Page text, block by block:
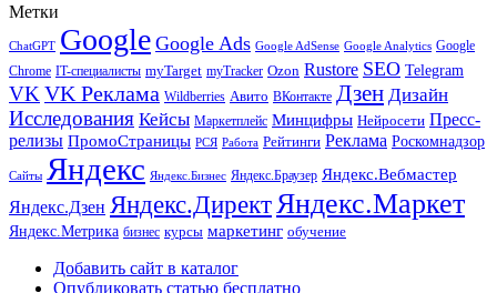
Метки
ChatGPT Google Google Ads Google AdSense Google Analytics Google
Chrome IT-специалисты myTarget myTracker Ozon Rustore SEO Telegram
VK VK Реклама Wildberries Авито ВКонтакте Дзен Дизайн
Исследования Кейсы Маркетплейс Минцифры Нейросети Пресс-
релизы ПромоСтраницы РСЯ Работа Рейтинги Реклама Роскомнадзор
Сайты Яндекс Яндекс.Бизнес Яндекс.Браузер Яндекс.Вебмастер
Яндекс.Дзен Яндекс.ДиректЯндекс.Маркет
Яндекс.Метрика бизнес курсы маркетинг обучение
Добавить сайт в каталог
Опубликовать статью бесплатно